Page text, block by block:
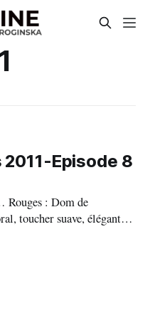
Episode 8
tanins nobles, belle